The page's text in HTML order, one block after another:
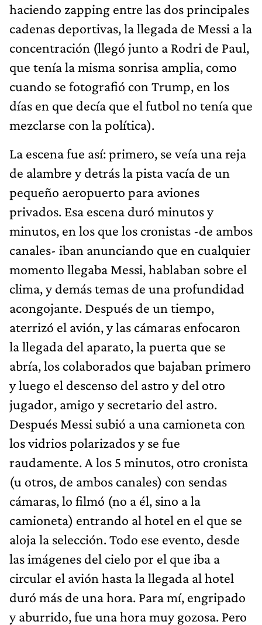
haciendo zapping entre las dos principales
cadenas deportivas, la llegada de Messi a la
concentración (llegó junto a Rodri de Paul,
que tenía la misma sonrisa amplia, como
cuando se fotografió con Trump, en los
días en que decía que el futbol no tenía que
mezclarse con la política).
La escena fue así: primero, se veía una reja
de alambre y detrás la pista vacía de un
pequeño aeropuerto para aviones
privados. Esa escena duró minutos y
minutos, en los que los cronistas -de ambos
canales- iban anunciando que en cualquier
momento llegaba Messi, hablaban sobre el
clima, y demás temas de una profundidad
acongojante. Después de un tiempo,
aterrizó el avión, y las cámaras enfocaron
la llegada del aparato, la puerta que se
abría, los colaborados que bajaban primero
y luego el descenso del astro y del otro
jugador, amigo y secretario del astro.
Después Messi subió a una camioneta con
los vidrios polarizados y se fue
raudamente. A los 5 minutos, otro cronista
(u otros, de ambos canales) con sendas
cámaras, lo filmó (no a él, sino a la
camioneta) entrando al hotel en el que se
aloja la selección. Todo ese evento, desde
las imágenes del cielo por el que iba a
circular el avión hasta la llegada al hotel
duró más de una hora. Para mí, engripado
y aburrido, fue una hora muy gozosa. Pero